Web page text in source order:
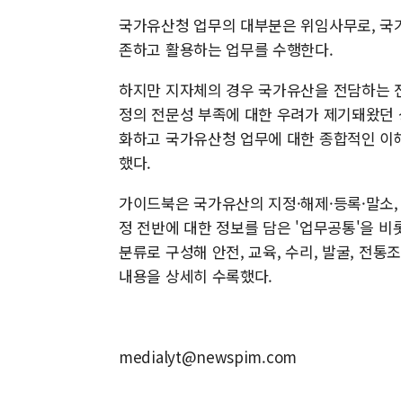
국가유산청 업무의 대부분은 위임사무로,
존하고 활용하는 업무를 수행한다.
하지만 지자체의 경우 국가유산을 전담하는
정의 전문성 부족에 대한 우려가 제기돼왔
화하고 국가유산청 업무에 대한 종합적인
했다.
가이드북은 국가유산의 지정·해제·등록·말
정 전반에 대한 정보를 담은 '업무공통'을
분류로 구성해 안전, 교육, 수리, 발굴, 전통
내용을 상세히 수록했다.
medialyt@newspim.com